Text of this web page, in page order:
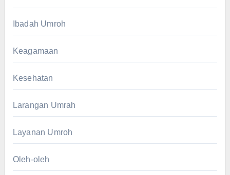
Ibadah Umroh
Keagamaan
Kesehatan
Larangan Umrah
Layanan Umroh
Oleh-oleh